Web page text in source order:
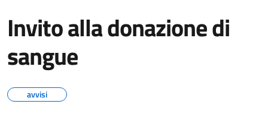
Invito alla donazione di
sangue
avvisi